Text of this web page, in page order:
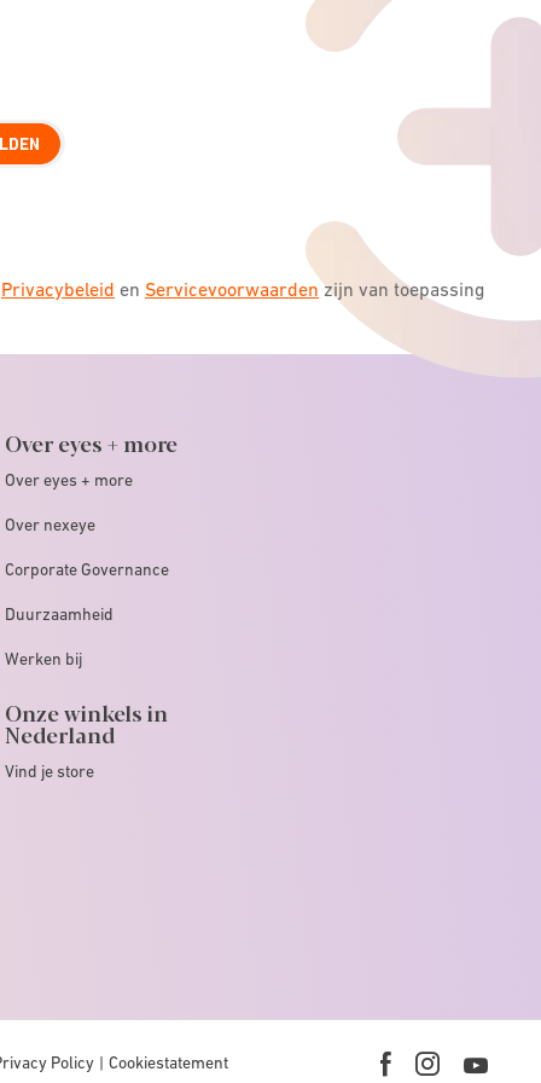
Privacybeleid en Servicevoorwaardenzijn van toepassing
Over eyes + more
Over eyes + more
Over nexeye
Corporate Governance
Duurzaamheid
Werken bij
Onze winkels in
Nederland
Vind je store
Policy Cookiestatement